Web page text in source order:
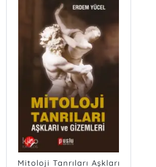
Mitoloji Tanrıları Aşkları